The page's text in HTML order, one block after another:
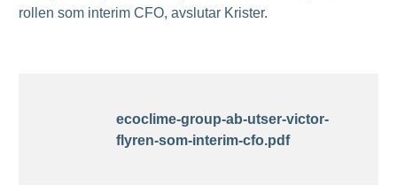
rollen som interim CFO, avslutar Krister.
ecoclime-group-ab-utser-victor-
flyren-som-interim-cfo.pdf